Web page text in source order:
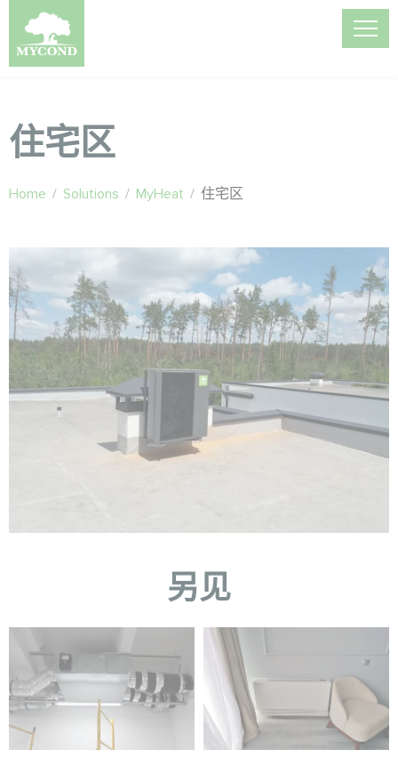
住宅区
Home / Solutions / MyHeat / 住宅区
另见